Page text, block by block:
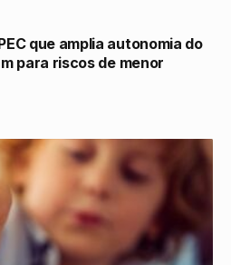
que amplia autonomia do
para riscos de menor